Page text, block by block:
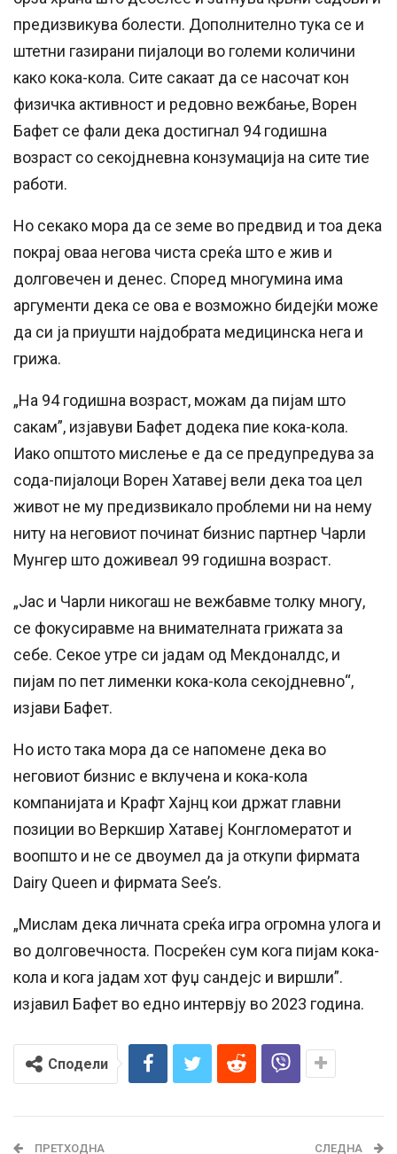
предизвикува болести. Дополнително тука се и
штетни газирани пијалоци во големи количини
како кока-кола. Сите сакаат да се насочат кон
физичка активност и редовно вежбање, Ворен
Бафет се фали дека достигнал 94 годишна
возраст со секојдневна конзумација на сите тие
работи.
Но секако мора да се земе во предвид и тоа дека
покрај оваа негова чиста среќа што е жив и
долговечен и денес. Според многумина има
аргументи дека се ова е возможно бидејќи може
да си ја приушти најдобрата медицинска нега и
грижа.
„На 94 годишна возраст, можам да пијам што
сакам”, изјавуви Бафет додека пие кока-кола.
Иако општото мислење е да се предупредува за
сода-пијалоци Ворен Хатавеј вели дека тоа цел
живот не му предизвикало проблеми ни на нему
ниту на неговиот починат бизнис партнер Чарли
Мунгер што доживеал 99 годишна возраст.
„Јас и Чарли никогаш не вежбавме толку многу,
се фокусиравме на внимателната грижата за
себе. Секое утре си јадам од Мекдоналдс, и
пијам по пет лименки кока-кола секојдневно“,
изјави Бафет.
Но исто така мора да се напомене дека во
неговиот бизнис е вклучена и кока-кола
компанијата и Крафт Хајнц кои држат главни
позиции во Веркшир Хатавеј Конгломератот и
воопшто и не се двоумел да ја откупи фирмата
Dairy Queen и фирмата See’s.
„Мислам дека личната среќа игра огромна улога и
во долговечноста. Посреќен сум кога пијам кока-
кола и кога јадам хот фуџ сандејс и виршли”.
изјавил Бафет во едно интервју во 2023 година.
Сподели
ПРЕТХОДНА СЛЕДНА